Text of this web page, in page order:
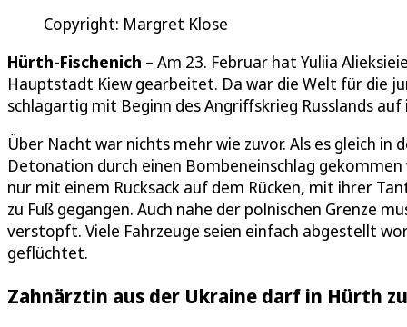
Copyright: Margret Klose
Hürth-Fischenich – Am 23. Februar hat Yuliia
Hauptstadt Kiew gearbeitet. Da war die Welt für die
schlagartig mit Beginn des Angriffskrieg Russlands
Über Nacht war nichts mehr wie zuvor. Als es gleich
Detonation durch einen Bombeneinschlag
nur mit einem Rucksack auf dem Rücken, mit ihrer
zu Fuß gegangen. Auch nahe der polnischen Grenze
verstopft. Viele Fahrzeuge seien einfach abgestellt
geflüchtet.
Zahnärztin aus der Ukraine darf in Hürth